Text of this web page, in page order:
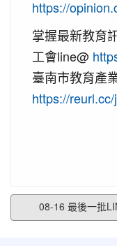
https://
掌握最新教育
工會line@
臺南市教育產
https://
08-16 最後一批